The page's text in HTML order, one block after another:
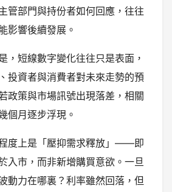
管部門與持份者如何回應，往往
影響後續發展。
，短線數字變化往往只是表面，
投資者與消費者對未來走勢的預
政策與市場訊號出現落差，相關
個月逐步浮現。
度上是「壓抑需求釋放」——即
入市，而非新增購買意欲。一旦
動力在哪裏？利率雖然回落，但